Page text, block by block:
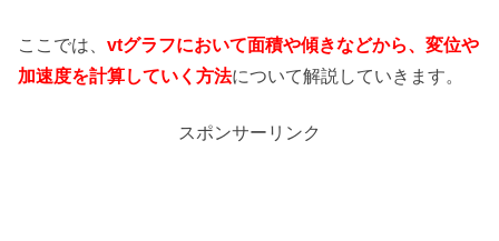
ここでは、 vtグラフにおいて面積や傾きなどから、変位や
加速度を計算していく方法について解説していきます。
スポンサーリンク